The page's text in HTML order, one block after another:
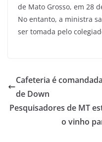
de Mato Grosso, em 28
No entanto, a ministra
ser tomada pelo
Cafeteria é
de Down
Pesquisadores de MT
o vinho